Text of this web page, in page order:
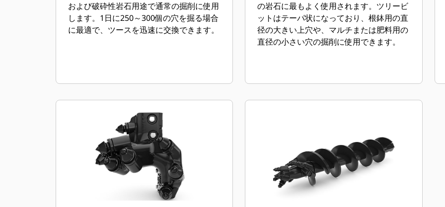
および破砕性岩石用途で通常の掘削に使用
します。1日に250～300個の穴を掘る場合
に最適で、ツースを迅速に交換できます。
の岩石に最もよく使用されます。ツリービ
ットはテーパ状になっており、根鉢用の直
径の大きい上穴や、マルチまたは肥料用の
直径の小さい穴の掘削に使用できます。